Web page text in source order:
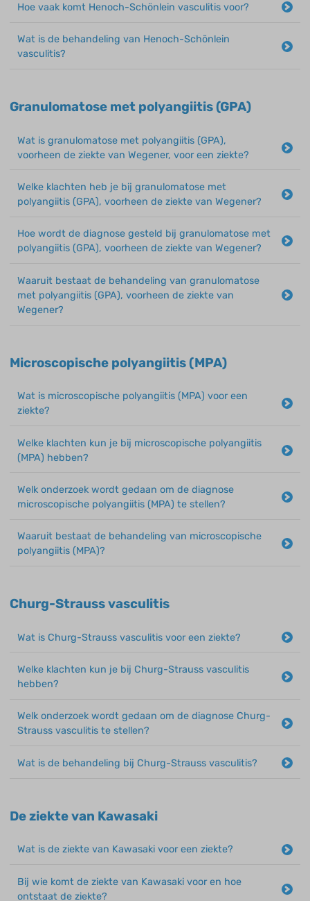
Hoe vaak komt Henoch-Schönlein vasculitis voor?
Wat is de behandeling van Henoch-Schönlein
vasculitis?
Granulomatose met polyangiitis (GPA)
Wat is granulomatose met polyangiitis (GPA),
voorheen de ziekte van Wegener, voor een ziekte?
Welke klachten heb je bij granulomatose met
polyangiitis (GPA), voorheen de ziekte van Wegener?
Hoe wordt de diagnose gesteld bij granulomatose met
polyangiitis (GPA), voorheen de ziekte van Wegener?
Waaruit bestaat de behandeling van granulomatose
met polyangiitis (GPA), voorheen de ziekte van
Wegener?
Microscopische polyangiitis (MPA)
Wat is microscopische polyangiitis (MPA) voor een
ziekte?
Welke klachten kun je bij microscopische polyangiitis
(MPA) hebben?
Welk onderzoek wordt gedaan om de diagnose
microscopische polyangiitis (MPA) te stellen?
Waaruit bestaat de behandeling van microscopische
polyangiitis (MPA)?
Churg-Strauss vasculitis
Wat is Churg-Strauss vasculitis voor een ziekte?
Welke klachten kun je bij Churg-Strauss vasculitis
hebben?
Welk onderzoek wordt gedaan om de diagnose Churg-
Strauss vasculitis te stellen?
Wat is de behandeling bij Churg-Strauss vasculitis?
De ziekte van Kawasaki
Wat is de ziekte van Kawasaki voor een ziekte?
Bij wie komt de ziekte van Kawasaki voor en hoe
ontstaat de ziekte?